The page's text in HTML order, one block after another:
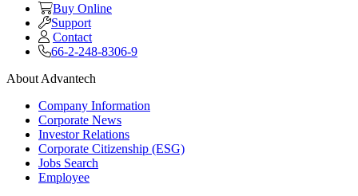
Buy Online
Support
Contact
66-2-248-8306-9
About Advantech
Company Information
Corporate News
Investor Relations
Corporate Citizenship (ESG)
Jobs Search
Employee